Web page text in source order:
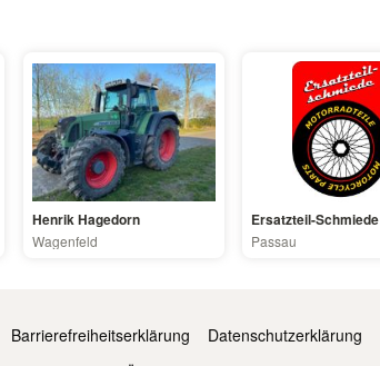
Henrik Hagedorn
Wagenfeld
Ersatzteil-Schmiede
Passau
Barrierefreiheitserklärung Datenschutzerklärung